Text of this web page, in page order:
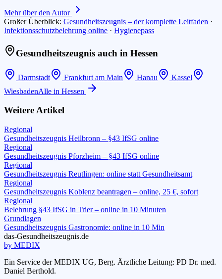
Mehr über den Autor
Großer Überblick: Gesundheitszeugnis – der komplette Leitfaden ·
Infektionsschutzbelehrung online · Hygienepass
Gesundheitszeugnis auch in Hessen
Darmstadt Frankfurt am Main Hanau
Kassel
WiesbadenAlle in Hessen
Weitere Artikel
Regional
Gesundheitszeugnis Heilbronn – §43 IfSG online
Regional
Gesundheitszeugnis Pforzheim – §43 IfSG online
Regional
Gesundheitszeugnis Reutlingen: online statt Gesundheitsamt
Regional
Gesundheitszeugnis Koblenz beantragen – online, 25 €, sofort
Regional
Belehrung §43 IfSG in Trier – online in 10 Minuten
Grundlagen
Gesundheitszeugnis Gastronomie: online in 10 Min
das-Gesundheitszeugnis.de
by MEDIX
Ein Service der MEDIX UG, Berg. Ärztliche Leitung: PD Dr. med.
Daniel Berthold.